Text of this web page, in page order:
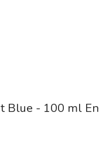
Blue - 100 ml